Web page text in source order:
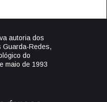
autoria dos
Guarda-Redes,
do
maio de 1993